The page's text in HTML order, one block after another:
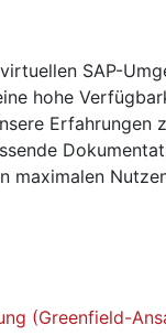
SAP-
hohe
Erfahrungen
(Greenfield-